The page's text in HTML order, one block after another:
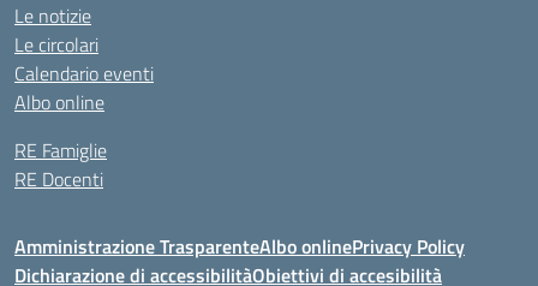
Le notizie
Le circolari
Calendario eventi
Albo online
RE Famiglie
RE Docenti
Amministrazione TrasparenteAlbo onlinePrivacy Policy
Dichiarazione di accessibilitàObiettivi di accesibilità